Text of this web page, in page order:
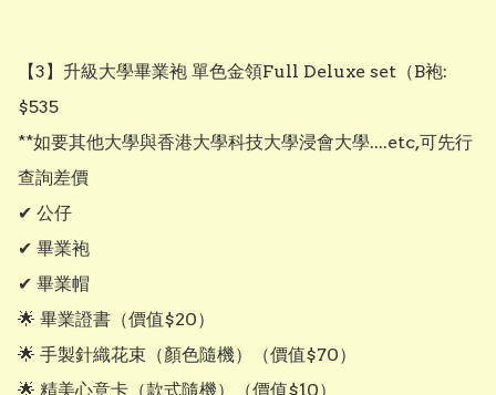
【3】升級大學畢業袍 單色金領Full Deluxe set（B袍:
$535
**如要其他大學與香港大學科技大學浸會大學....etc,可先行
查詢差價
✔ 公仔
✔ 畢業袍
✔ 畢業帽
🌟 畢業證書（價值$20）
🌟 手製針織花束（顏色隨機）（價值$70）
🌟 精美心意卡（款式隨機）（價值$10）